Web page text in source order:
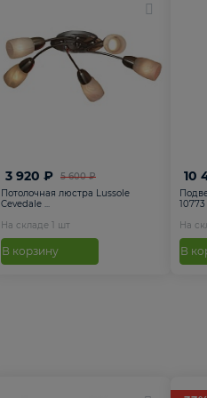
5 600 ₽
3 920 ₽
Потолочная люстра Lussole
Cevedale ...
На складе 1 шт
В корзину
10
10773
На
В